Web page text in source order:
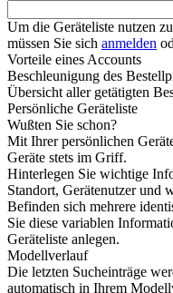
Um die Geräteliste nutzen
müssen Sie sich anmelden
Vorteile eines Accounts
Beschleunigung des
Übersicht aller getätigten
Persönliche Geräteliste
Wußten Sie schon?
Mit Ihrer persönlichen
Geräte stets im Griff.
Hinterlegen Sie wichtige
Standort, Gerätenutzer und
Befinden sich mehrere
Sie diese variablen
Geräteliste anlegen.
Modellverlauf
Die letzten Sucheinträge
automatisch in Ihrem